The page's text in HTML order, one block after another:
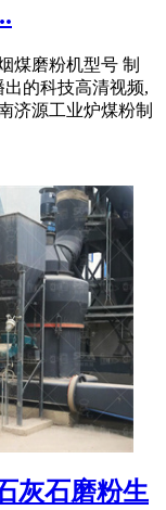
煤磨粉机型号 制
的科技高清视频,
济源工业炉煤粉制
灰石磨粉生